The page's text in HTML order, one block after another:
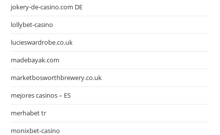
jokery-de-casino.com DE
lollybet-casino
lucieswardrobe.co.uk
madebayak.com
marketbosworthbrewery.co.uk
mejores casinos – ES
merhabet tr
monixbet-casino